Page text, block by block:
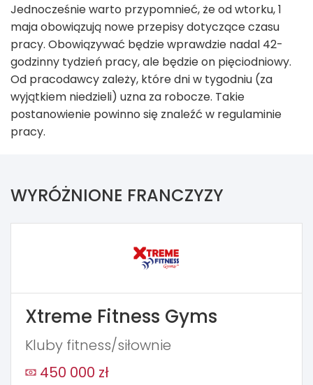
Jednocześnie warto przypomnieć, że od wtorku, 1
maja obowiązują nowe przepisy dotyczące czasu
pracy. Obowiązywać będzie wprawdzie nadal 42-
godzinny tydzień pracy, ale będzie on pięciodniowy.
Od pracodawcy zależy, które dni w tygodniu (za
wyjątkiem niedzieli) uzna za robocze. Takie
postanowienie powinno się znaleźć w regulaminie
pracy.
WYRÓŻNIONE FRANCZYZY
Xtreme Fitness Gyms
Kluby fitness/siłownie
450 000 zł